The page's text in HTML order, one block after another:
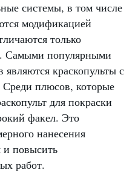
системы, в том числе
модификацией
только
Самыми популярными
краскопульты с
Среди плюсов, которые
для покраски
факел. Это
нанесения
и повысить
работ.